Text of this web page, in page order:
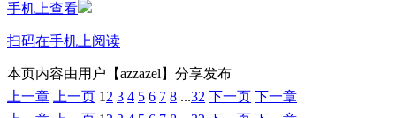
手机上查看
扫码在手机上阅读
本页内容由用户【azzazel】分享发布
上一章
上一页 1 2 3 4 5 6 7 8 ...32 下一页 下一章